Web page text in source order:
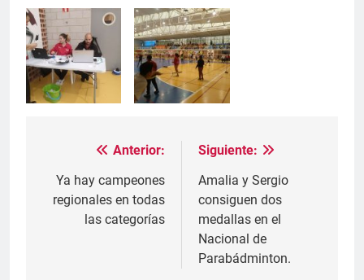
Navegación
de
entradas
Anterior:
Ya hay campeones
regionales en todas
las categorías
Siguiente:
Amalia y Sergio
consiguen dos
medallas en el
Nacional de
Parabádminton.